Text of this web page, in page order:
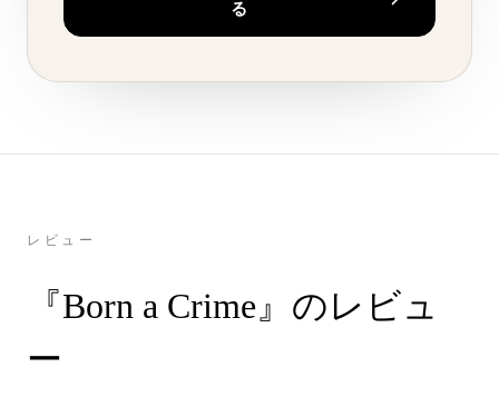
る
レビュー
『Born a Crime』のレビュ
ー